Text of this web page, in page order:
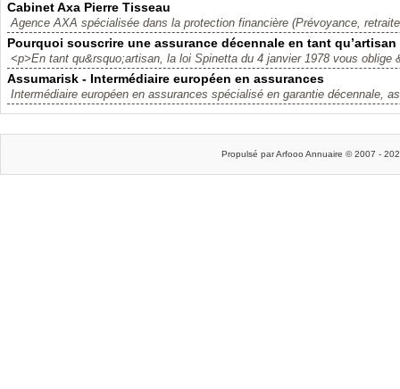
Cabinet Axa Pierre Tisseau
Agence AXA spécialisée dans la protection financière (Prévoyance,
Pourquoi souscrire une assurance décennale en tant qu’artisan
<p>En tant qu&rsquo;artisan, la loi Spinetta du 4 janvier 1978 vous oblige
Assumarisk - Intermédiaire européen en assurances
Intermédiaire européen en assurances spécialisé en garantie décennale,
Propulsé par Arfooo Annuaire © 2007 -